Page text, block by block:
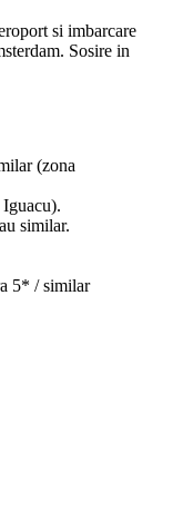
si imbarcare
Sosire in
(zona
similar.
5* / similar